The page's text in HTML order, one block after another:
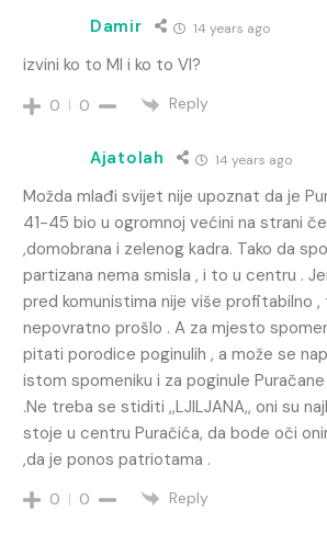
Damir 14 years ago
izvini ko to MI i ko to VI?
0 0 Reply
Ajatolah 14 years ago
Možda mlađi svijet nije upoznat da je
41-45 bio u ogromnoj većini na strani
,domobrana i zelenog kadra. Tako da
partizana nema smisla , i to u centru .
pred komunistima nije više profitabilno
nepovratno prošlo . A za mjesto
pitati porodice poginulih , a može se
istom spomeniku i za poginule
.Ne treba se stiditi ,,LJILJANA,, oni su
stoje u centru Puračića, da bode oči
,da je ponos patriotama .
0 0 Reply